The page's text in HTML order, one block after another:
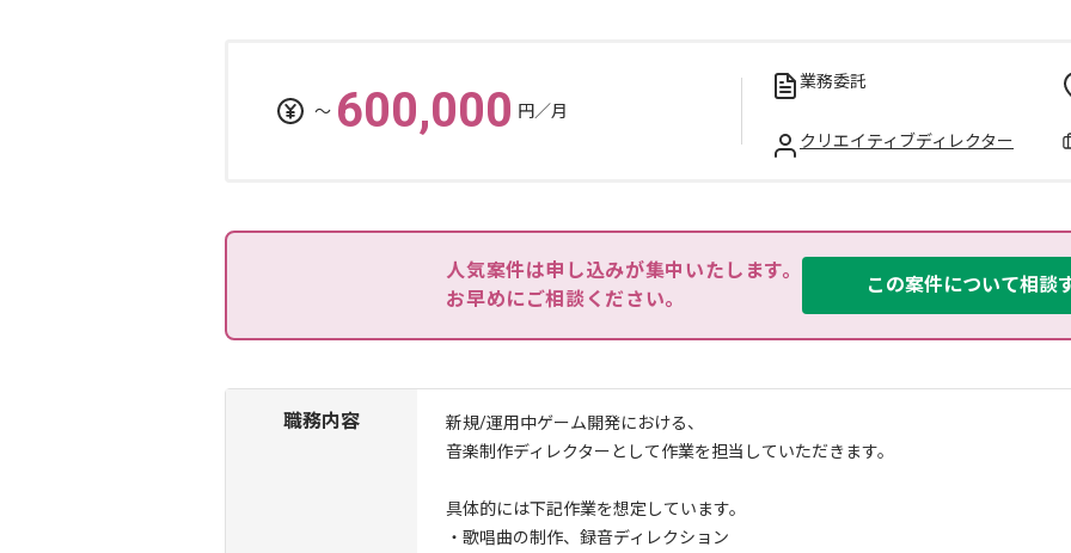
〜 600,000 円／月
業務委託
クリエイティブディレクター
人気案件は申し込みが集中いたします。
お早めにご相談ください。
この案件について相談
職務内容
新規/運用中ゲーム開発における、
音楽制作ディレクターとして作業を担当していただきます。
具体的には下記作業を想定しています。
・歌唱曲の制作、録音ディレクション